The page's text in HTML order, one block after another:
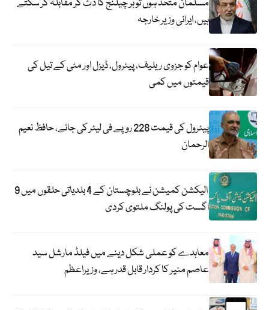
مسلمان متحد ہوں تو ہر چیلنج کا ڈٹ کر مقابلہ کر سکتے
ہیں، ایرانی وزیر خارجہ
عوام کو جزوی ریلیف، پیٹرول، ڈیزل اور مٹی کے تیل کی
قیمتوں میں کمی
پیٹرول کی قیمت 228 روپے فی لیٹر کی جائے، حافظ نعیم
الرحمان
الیکشن کمیشن نے بلوچستان کے 4 بلدیاتی حلقوں میں 9
اگست کی پولنگ ملتوی کردی
معاہدے کو عملی شکل دینے میں فیلڈ مارشل سید
عاصم منیر کا کردار قابل قدر ہے، وزیراعظم